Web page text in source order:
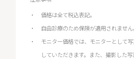
価格は全て税込表記。
自由診療のため保険が適用されません
モニター価格では、モニターとして
していただきます。また、撮影した